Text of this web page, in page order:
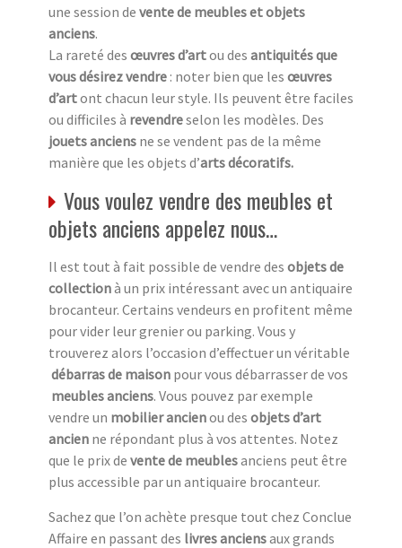
une session de vente de meubles et objets
anciens.
La rareté des œuvres d’artou des antiquités que
vous désirez vendre : noter bien que les œuvres
d’artont chacun leur style. Ils peuvent être faciles
ou difficiles à revendreselon les modèles. Des
jouets anciens ne se vendent pas de la même
manière que les objets d’arts décoratifs.
Vous voulez vendre des meubles et
objets anciens appelez nous…
Il est tout à fait possible de vendre des objets de
collectionà un prix intéressant avec un antiquaire
brocanteur. Certains vendeurs en profitent même
pour vider leur grenier ou parking. Vous y
trouverez alors l’occasion d’effectuer un véritable
débarras de maison pour vous débarrasser de vos
meubles anciens. Vous pouvez par exemple
vendre un mobilier ancienou des objets d’art
ancien ne répondant plus à vos attentes. Notez
que le prix de vente de meublesanciens peut être
plus accessible par un antiquaire brocanteur.
Sachez que l’on achète presque tout chez Conclue
Affaire en passant des livres anciensaux grands